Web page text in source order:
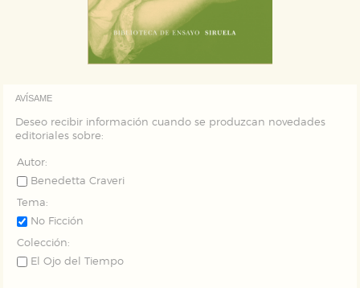
AVÍSAME
Deseo recibir información cuando se produzcan novedades
editoriales sobre:
Autor:
Benedetta Craveri
Tema:
No Ficción
Colección:
El Ojo del Tiempo